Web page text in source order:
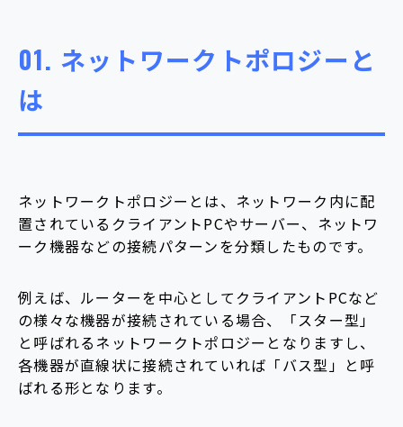
01. ネットワークトポロジーと
は
ネットワークトポロジーとは、ネットワーク内に配
置されているクライアントPCやサーバー、ネットワ
ーク機器などの接続パターンを分類したものです。
例えば、ルーターを中心としてクライアントPCなど
の様々な機器が接続されている場合、「スター型」
と呼ばれるネットワークトポロジーとなりますし、
各機器が直線状に接続されていれば「バス型」と呼
ばれる形となります。